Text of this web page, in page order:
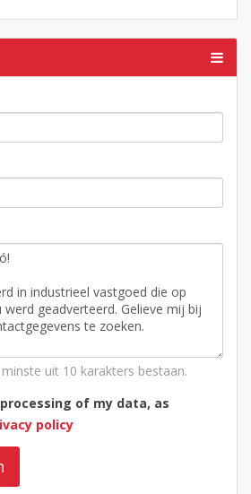
uit 10 karakters bestaan.
of my data, as
policy